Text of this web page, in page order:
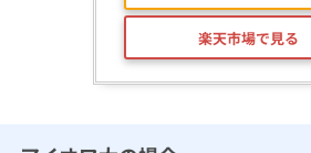
楽天市場で見る